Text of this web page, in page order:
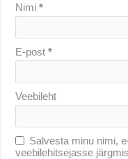
Nimi*
E-post*
Veebileht
Salvesta minu nimi,
veebilehitsejasse